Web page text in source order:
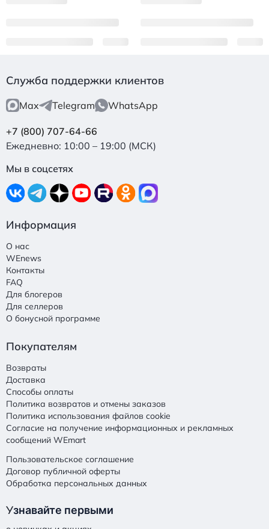
Служба поддержки клиентов
Max Telegram WhatsApp
+7 (800) 707-64-66
Ежедневно: 10:00 – 19:00 (МСК)
Мы в соцсетях
Информация
О нас
WEnews
Контакты
FAQ
Для блогеров
Для селлеров
О бонусной программе
Покупателям
Возвраты
Доставка
Способы оплаты
Политика возвратов и отмены заказов
Политика использования файлов cookie
Согласие на получение информационных и рекламных
сообщений WEmart
Пользовательское соглашение
Договор публичной оферты
Обработка персональных данных
Узнавайте первыми